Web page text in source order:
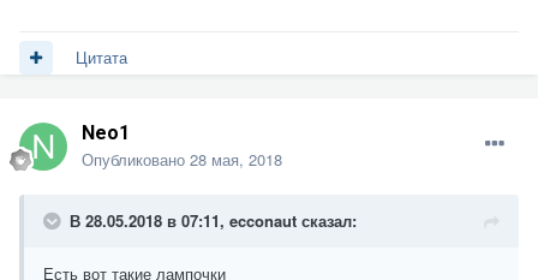
Цитата
Neo1
Опубликовано 28 мая, 2018
В 28.05.2018 в 07:11, ecconaut сказал:
Есть вот такие лампочки